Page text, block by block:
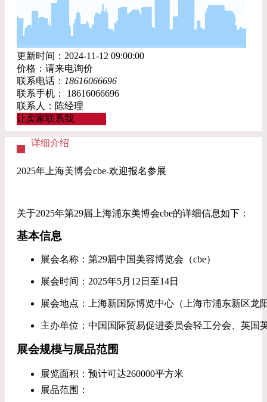
更新时间：2024-11-12 09:00:00
价格：请来电询价
联系电话： 18616066696
联系手机：
18616066696
联系人：陈经理
让卖家联系我
详细介绍
2025年上海美博会cbe-欢迎报名参展
关于2025年第29届上海浦东美博会cbe的详细信息如下：
基本信息
展会名称：第29届中国美容博览会（cbe）
展会时间：2025年5月12日至14日
展会地点：上海新国际博览中心（上海市浦东新区龙
主办单位：中国国际贸易促进委员会轻工分会、英国
展会规模与展品范围
展览面积：预计可达260000平方米
展品范围：